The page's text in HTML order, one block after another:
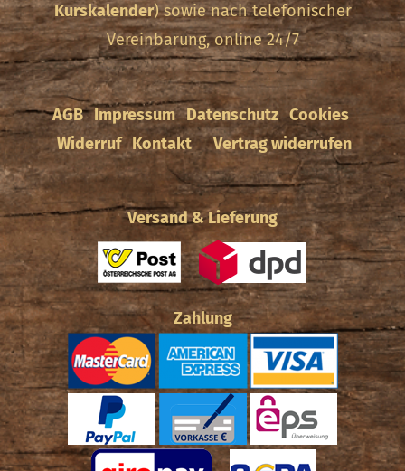
Kurskalender) sowie nach telefonischer
Vereinbarung, online 24/7
AGB Impressum Datenschutz Cookies
Widerruf Kontakt Vertrag widerrufen
Versand & Lieferung
Zahlung